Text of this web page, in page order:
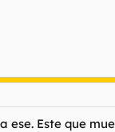
ese. Este que